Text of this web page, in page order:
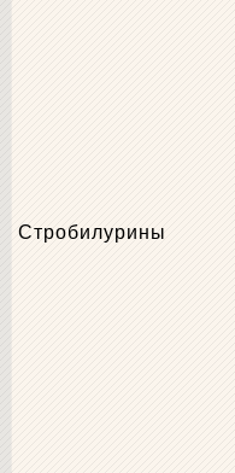
Стробилурины